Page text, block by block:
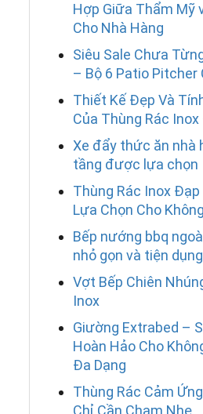
Hợp Giữa Thẩm Mỹ
Cho Nhà Hàng
Siêu Sale Chưa
– Bộ 6 Patio Pitcher
Thiết Kế Đẹp Và
Của Thùng Rác
Xe đẩy thức ăn nhà
tầng được lựa chọn
Thùng Rác Inox
Lựa Chọn Cho
Bếp nướng bbq
nhỏ gọn và tiện dụng
Vợt Bếp Chiên
Inox
Giường Extrabed –
Hoàn Hảo Cho
Đa Dạng
Thùng Rác Cảm
Chỉ Cần Chạm Nhẹ